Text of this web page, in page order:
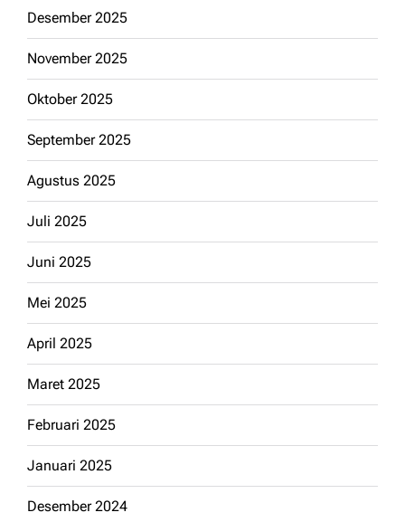
Desember 2025
November 2025
Oktober 2025
September 2025
Agustus 2025
Juli 2025
Juni 2025
Mei 2025
April 2025
Maret 2025
Februari 2025
Januari 2025
Desember 2024